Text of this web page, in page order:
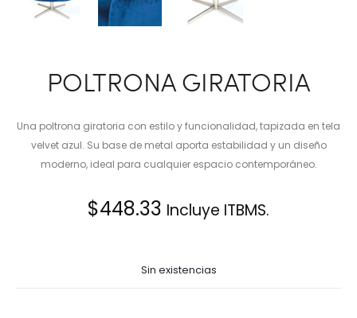
POLTRONA GIRATORIA
Una poltrona giratoria con estilo y funcionalidad, tapizada en tela
velvet azul. Su base de metal aporta estabilidad y un diseño
moderno, ideal para cualquier espacio contemporáneo.
$448.33 Incluye ITBMS.
Sin existencias